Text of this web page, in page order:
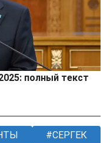
полный текст
СЕРГЕК